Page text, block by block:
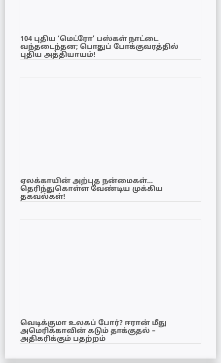
104 புதிய ‘மெட்ரோ’ பஸ்கள் நாட்டை
வந்தடைந்தன; பொதுப் போக்குவரத்தில்
புதிய அத்தியாயம்!
ஏலக்காயின் அற்புத நன்மைகள்…
தெரிந்துகொள்ள வேண்டிய முக்கிய
தகவல்கள்!
வெடிக்குமா உலகப் போர்? ஈரான் மீது
அமெரிக்காவின் கடும் தாக்குதல் –
அதிகரிக்கும் பதற்றம்